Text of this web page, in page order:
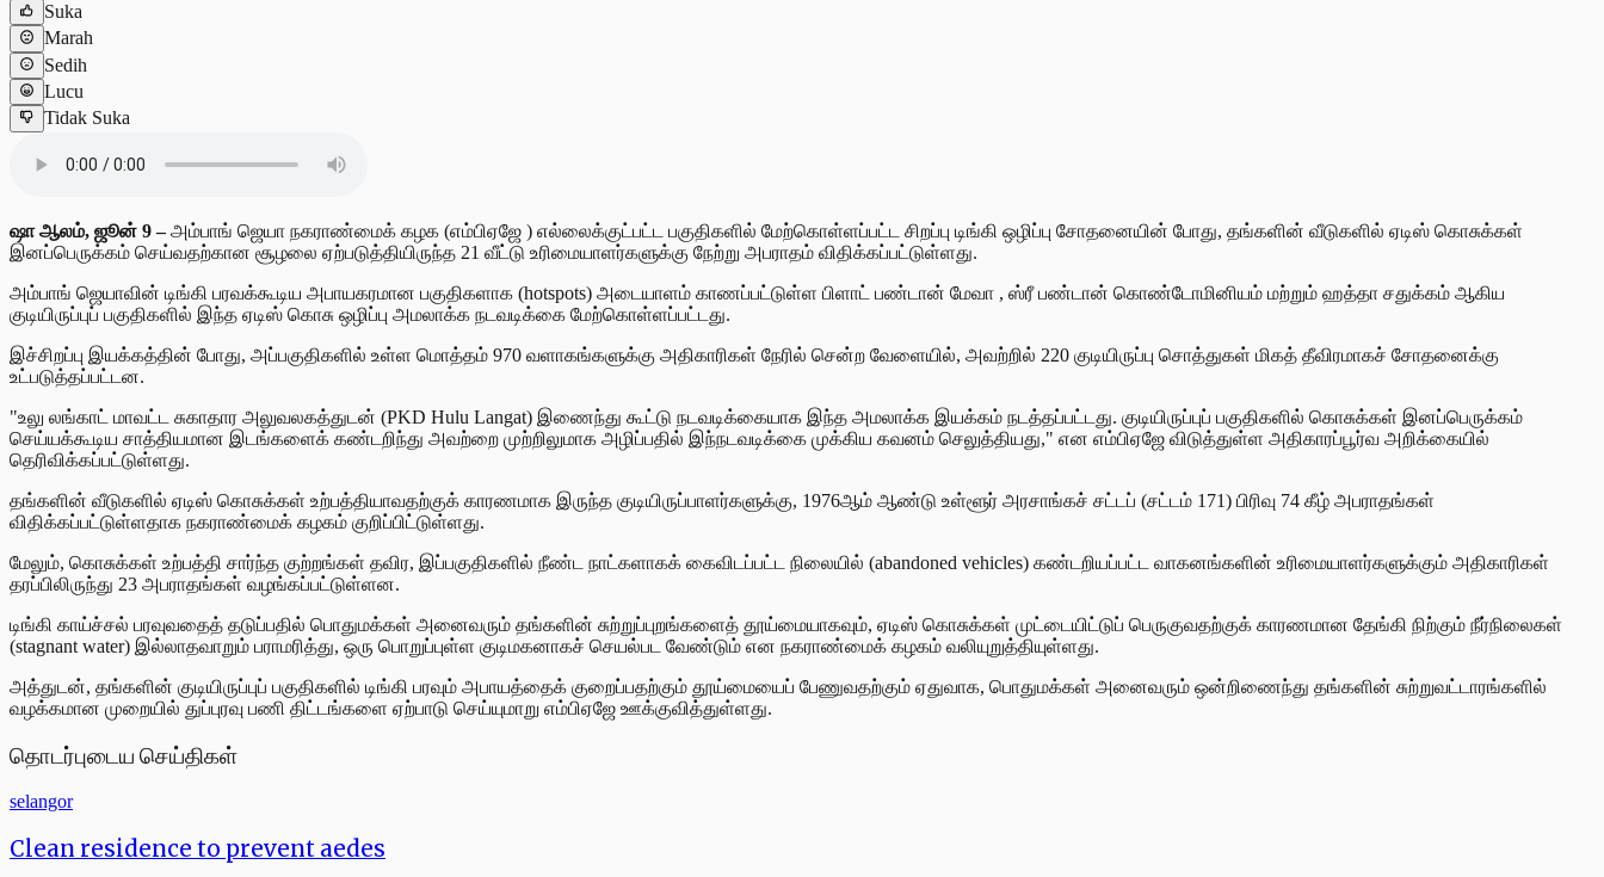
Suka
Marah
Sedih
Lucu
Tidak Suka
ஷா ஆலம், ஜூன் 9 –அம்பாங் ஜெயா நகராண்மைக் கழக (எம்பிஏஜே ) எல்லைக்குட்பட்ட பகுதிகளில் மேற்கொள்ளப்பட்ட சிறப்பு டிங்கி ஒழிப்பு சோதனையின் போது, தங்களின் வீடுகளில் ஏடிஸ் கொசுக்கள்
இனப்பெருக்கம் செய்வதற்கான சூழலை ஏற்படுத்தியிருந்த 21 வீட்டு உரிமையாளர்களுக்கு நேற்று அபராதம் விதிக்கப்பட்டுள்ளது.
அம்பாங் ஜெயாவின் டிங்கி பரவக்கூடிய அபாயகரமான பகுதிகளாக (hotspots) அடையாளம் காணப்பட்டுள்ள பிளாட் பண்டான் மேவா , ஸ்ரீ பண்டான் கொண்டோமினியம் மற்றும் ஹத்தா சதுக்கம் ஆகிய
குடியிருப்புப் பகுதிகளில் இந்த ஏடிஸ் கொசு ஒழிப்பு அமலாக்க நடவடிக்கை மேற்கொள்ளப்பட்டது.
இச்சிறப்பு இயக்கத்தின் போது, அப்பகுதிகளில் உள்ள மொத்தம் 970 வளாகங்களுக்கு அதிகாரிகள் நேரில் சென்ற வேளையில், அவற்றில் 220 குடியிருப்பு சொத்துகள் மிகத் தீவிரமாகச் சோதனைக்கு
உட்படுத்தப்பட்டன.
"உலு லங்காட் மாவட்ட சுகாதார அலுவலகத்துடன் (PKD Hulu Langat) இணைந்து கூட்டு நடவடிக்கையாக இந்த அமலாக்க இயக்கம் நடத்தப்பட்டது. குடியிருப்புப் பகுதிகளில் கொசுக்கள் இனப்பெருக்கம்
செய்யக்கூடிய சாத்தியமான இடங்களைக் கண்டறிந்து அவற்றை முற்றிலுமாக அழிப்பதில் இந்நடவடிக்கை முக்கிய கவனம் செலுத்தியது," என எம்பிஏஜே விடுத்துள்ள அதிகாரப்பூர்வ அறிக்கையில்
தெரிவிக்கப்பட்டுள்ளது.
தங்களின் வீடுகளில் ஏடிஸ் கொசுக்கள் உற்பத்தியாவதற்குக் காரணமாக இருந்த குடியிருப்பாளர்களுக்கு, 1976ஆம் ஆண்டு உள்ளூர் அரசாங்கச் சட்டப் (சட்டம் 171) பிரிவு 74 கீழ் அபராதங்கள்
விதிக்கப்பட்டுள்ளதாக நகராண்மைக் கழகம் குறிப்பிட்டுள்ளது.
மேலும், கொசுக்கள் உற்பத்தி சார்ந்த குற்றங்கள் தவிர, இப்பகுதிகளில் நீண்ட நாட்களாகக் கைவிடப்பட்ட நிலையில் (abandoned vehicles) கண்டறியப்பட்ட வாகனங்களின் உரிமையாளர்களுக்கும் அதிகாரிகள்
தரப்பிலிருந்து 23 அபராதங்கள் வழங்கப்பட்டுள்ளன.
டிங்கி காய்ச்சல் பரவுவதைத் தடுப்பதில் பொதுமக்கள் அனைவரும் தங்களின் சுற்றுப்புறங்களைத் தூய்மையாகவும், ஏடிஸ் கொசுக்கள் முட்டையிட்டுப் பெருகுவதற்குக் காரணமான தேங்கி நிற்கும் நீர்நிலைகள்
(stagnant water) இல்லாதவாறும் பராமரித்து, ஒரு பொறுப்புள்ள குடிமகனாகச் செயல்பட வேண்டும் என நகராண்மைக் கழகம் வலியுறுத்தியுள்ளது.
அத்துடன், தங்களின் குடியிருப்புப் பகுதிகளில் டிங்கி பரவும் அபாயத்தைக் குறைப்பதற்கும் தூய்மையைப் பேணுவதற்கும் ஏதுவாக, பொதுமக்கள் அனைவரும் ஒன்றிணைந்து தங்களின் சுற்றுவட்டாரங்களில்
வழக்கமான முறையில் துப்புரவு பணி திட்டங்களை ஏற்பாடு செய்யுமாறு எம்பிஏஜே ஊக்குவித்துள்ளது.
தொடர்புடைய செய்திகள்
selangor
Clean residence to prevent aedes